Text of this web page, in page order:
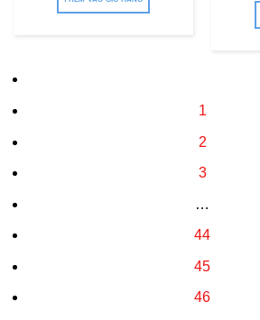
1
2
3
…
44
45
46